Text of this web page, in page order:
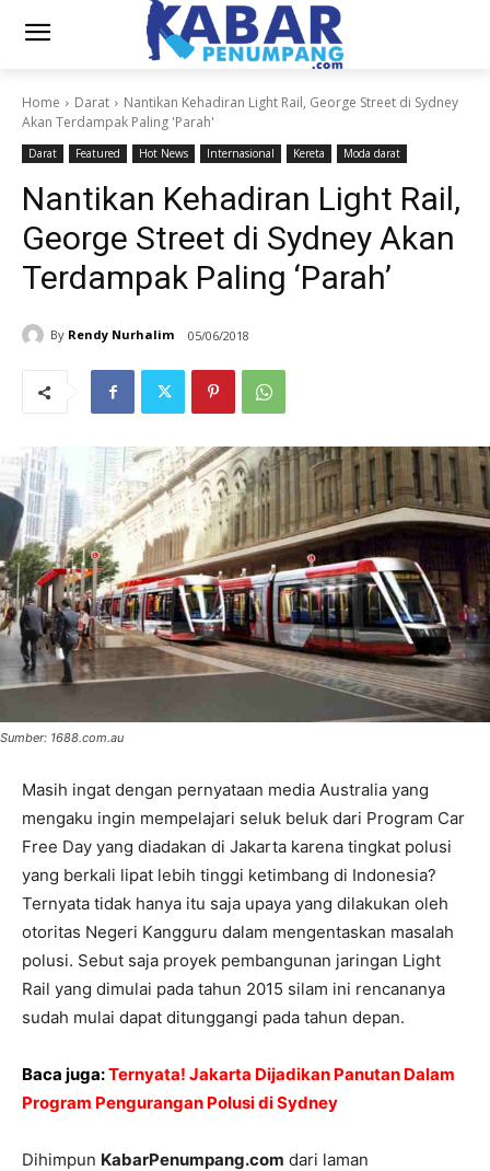
Home Darat
Nantikan Kehadiran Light Rail, George Street di Sydney
Akan Terdampak Paling 'Parah'
Darat Featured Hot News Internasional Kereta Moda darat
Nantikan Kehadiran Light Rail,
George Street di Sydney Akan
Terdampak Paling ‘Parah’
By Rendy Nurhalim 05/06/2018
Sumber: 1688.com.au
Masih ingat dengan pernyataan media Australia yang
mengaku ingin mempelajari seluk beluk dari Program Car
Free Day yang diadakan di Jakarta karena tingkat polusi
yang berkali lipat lebih tinggi ketimbang di Indonesia?
Ternyata tidak hanya itu saja upaya yang dilakukan oleh
otoritas Negeri Kangguru dalam mengentaskan masalah
polusi. Sebut saja proyek pembangunan jaringan Light
Rail yang dimulai pada tahun 2015 silam ini rencananya
sudah mulai dapat ditunggangi pada tahun depan.
Baca juga:Ternyata! Jakarta Dijadikan Panutan Dalam
Program Pengurangan Polusi di Sydney
Dihimpun KabarPenumpang.com dari laman